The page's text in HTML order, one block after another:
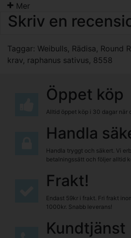
Mer
Skriv en
Taggar: Weibulls, Rädisa, Round
krav, raphanus sativus, 8558
Öppet köp
Alltid öppet köp i 30 dagar när
Handla
Handla tryggt och säkert. Vi
betalningssätt och följer alltid
Frakt!
Endast 59kr i frakt. Fri frakt
1000kr. Snabb leverans!
Kundtjänst